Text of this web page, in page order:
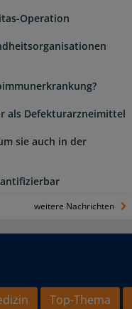
Operation
als Defekturarzneimittel
sie auch in der
weitere Nachrichten
Top-Thema